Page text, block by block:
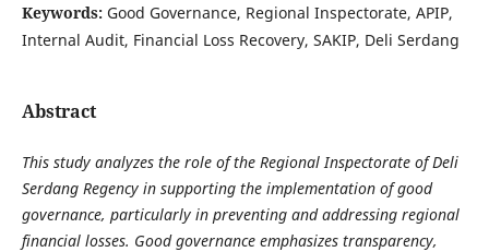
Keywords: Good Governance, Regional Inspectorate, APIP,
Internal Audit, Financial Loss Recovery, SAKIP, Deli Serdang
Abstract
This study analyzes the role of the Regional Inspectorate of Deli
Serdang Regency in supporting the implementation of good
governance, particularly in preventing and addressing regional
financial losses. Good governance emphasizes transparency,